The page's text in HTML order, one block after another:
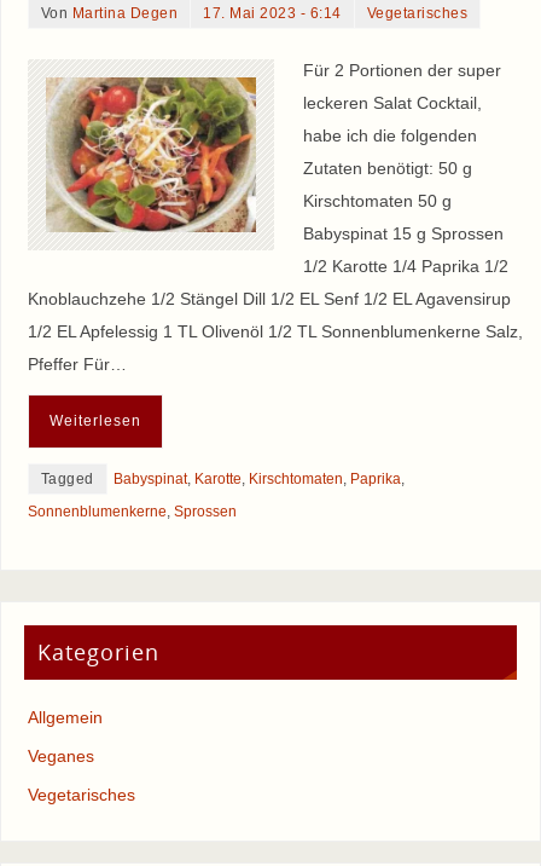
Von Martina Degen 17. Mai 2023 - 6:14 Vegetarisches
Für 2 Portionen der super
leckeren Salat Cocktail,
habe ich die folgenden
Zutaten benötigt: 50 g
Kirschtomaten 50 g
Babyspinat 15 g Sprossen
1/2 Karotte 1/4 Paprika 1/2
Knoblauchzehe 1/2 Stängel Dill 1/2 EL Senf 1/2 EL Agavensirup
1/2 EL Apfelessig 1 TL Olivenöl 1/2 TL Sonnenblumenkerne Salz,
Pfeffer Für…
Weiterlesen
Tagged Babyspinat, Karotte, Kirschtomaten, Paprika,
Sonnenblumenkerne, Sprossen
Kategorien
Allgemein
Veganes
Vegetarisches